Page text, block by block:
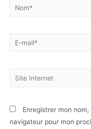
Enregistrer mon
navigateur pour mon